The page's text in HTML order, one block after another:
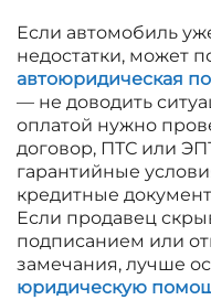
Если автомобиль
недостатки, может
автоюридическая
— не доводить
оплатой нужно
договор, ПТС или
гарантийные
кредитные
Если продавец
подписанием или
замечания, лучше
юридическую